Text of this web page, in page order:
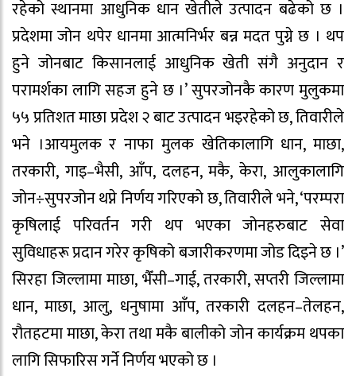
रहेको स्थानमा आधुनिक धान खेतीले उत्पादन बढेको छ ।
प्रदेशमा जोन थपेर धानमा आत्मनिर्भर बन्न मदत पुग्ने छ । थप
हुने जोनबाट किसानलाई आधुनिक खेती संगै अनुदान र
परामर्शका लागि सहज हुने छ ।’ सुपरजोनकै कारण मुलुकमा
५५ प्रतिशत माछा प्रदेश २ बाट उत्पादन भइरहेको छ, तिवारीले
भने ।आयमुलक र नाफा मुलक खेतिकालागि धान, माछा,
तरकारी, गाइ–भैसी, आँप, दलहन, मकै, केरा, आलुकालागि
जोन÷सुपरजोन थप्ने निर्णय गरिएको छ, तिवारीले भने, ‘परम्परा
कृषिलाई परिवर्तन गरी थप भएका जोनहरुबाट सेवा
सुविधाहरू प्रदान गरेर कृषिको बजारीकरणमा जोड दिइने छ ।’
सिरहा जिल्लामा माछा, भैँसी–गाई, तरकारी, सप्तरी जिल्लामा
धान, माछा, आलु, धनुषामा आँप, तरकारी दलहन–तेलहन,
रौतहटमा माछा, केरा तथा मकै बालीको जोन कार्यक्रम थपका
लागि सिफारिस गर्ने निर्णय भएको छ ।